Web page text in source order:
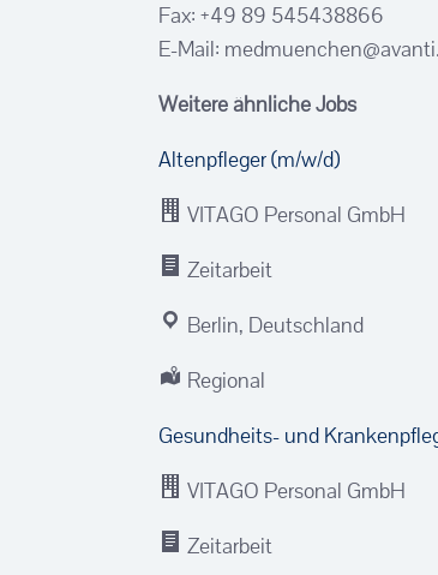
Fax: +49 89 545438866
E-Mail:
Weitere ähnliche Jobs
Altenpfleger (m/w/d)
VITAGO Personal GmbH
Zeitarbeit
Berlin, Deutschland
Regional
Gesundheits- und
VITAGO Personal GmbH
Zeitarbeit